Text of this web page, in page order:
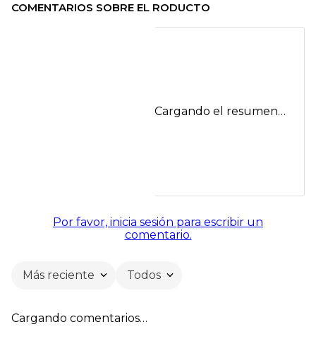
COMENTARIOS SOBRE EL RODUCTO
Cargando el resumen…
Por favor, inicia sesión para escribir un
comentario.
Más reciente Todos
Cargando comentarios…